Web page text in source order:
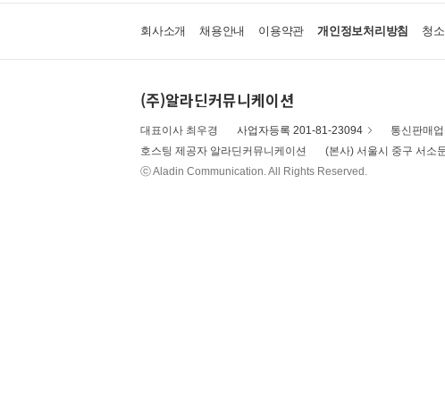
회사소개 채용안내 이용약관 개인정보처리방침 청
(주)알라딘커뮤니케이션
대표이사 최우경 사업자등록 201-81-23094 통신판매
호스팅 제공자 알라딘커뮤니케이션
(본사) 서울시 중구 서소
ⓒ Aladin Communication. All Rights Reserved.